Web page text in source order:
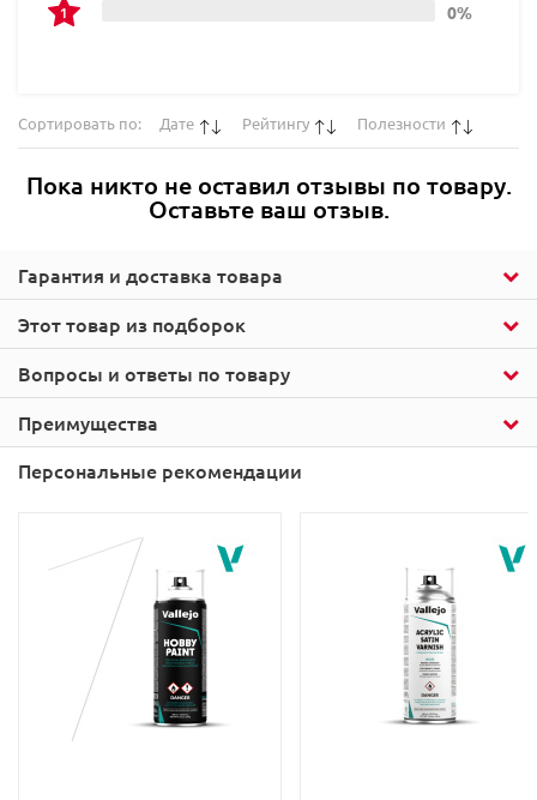
Этот товар из подборок
Гарантия и доставка товара
0%
Сортировать по: Дате Рейтингу Полезности
Пока никто не оставил отзывы по товару.
Оставьте ваш отзыв.
Вопросы и ответы по товару
Преимущества
Персональные рекомендации